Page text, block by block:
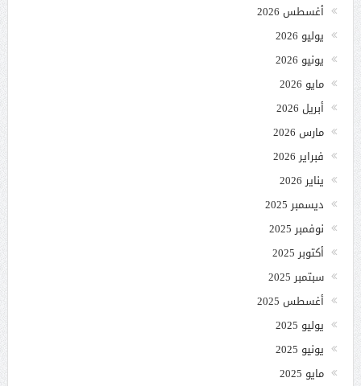
أغسطس 2026
يوليو 2026
يونيو 2026
مايو 2026
أبريل 2026
مارس 2026
فبراير 2026
يناير 2026
ديسمبر 2025
نوفمبر 2025
أكتوبر 2025
سبتمبر 2025
أغسطس 2025
يوليو 2025
يونيو 2025
مايو 2025